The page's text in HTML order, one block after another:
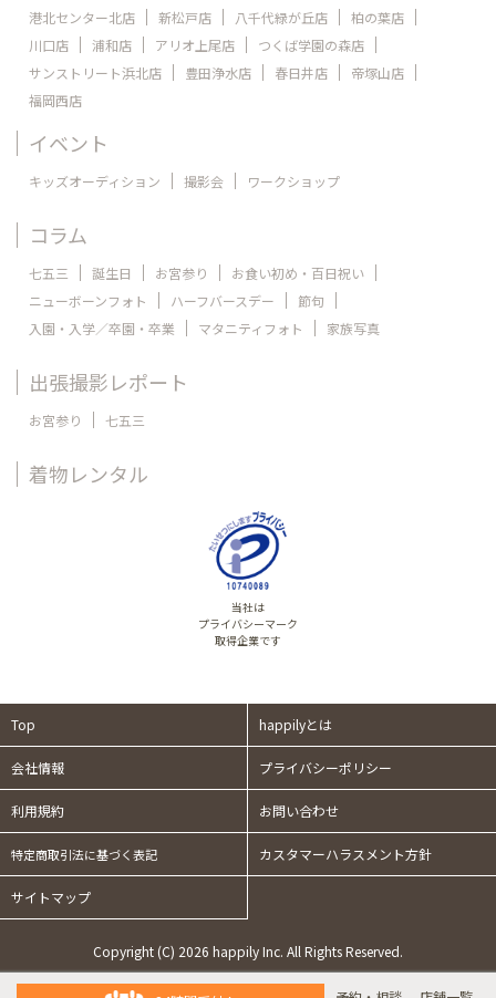
港北センター北店
新松戸店 八千代緑が丘店
柏の葉店
川口店
浦和店 アリオ上尾店
つくば学園の森店
サンストリート浜北店
豊田浄水店 春日井店
帝塚山店
福岡西店
イベント
キッズオーディション 撮影会 ワークショップ
コラム
七五三 誕生日 お宮参り
お食い初め・百日祝い
ニューボーンフォト
ハーフバースデー
節句
入園・入学／卒園・卒業
マタニティフォト 家族写真
出張撮影レポート
お宮参り 七五三
着物レンタル
当社は
プライバシーマーク
取得企業です
Top happilyとは
会社情報 プライバシーポリシー
利用規約 お問い合わせ
特定商取引法に基づく表記 カスタマーハラスメント方針
サイトマップ
Copyright (C) 2026 happily Inc. All Rights Reserved.